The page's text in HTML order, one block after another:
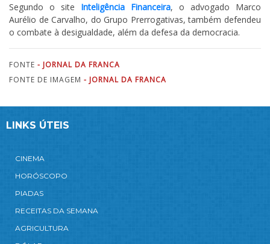
Segundo o site Inteligência Financeira, o advogado Marco
Aurélio de Carvalho, do Grupo Prerrogativas, também defendeu
o combate à desigualdade, além da defesa da democracia.
FONTE - JORNAL DA FRANCA
FONTE DE IMAGEM - JORNAL DA FRANCA
LINKS ÚTEIS
CINEMA
HORÓSCOPO
PIADAS
RECEITAS DA SEMANA
AGRICULTURA